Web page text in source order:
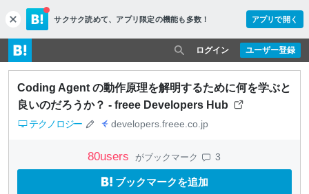
c
l
o
s
e
サクサク読めて、 アプリ限定の機能も多数！ アプリで開く
ユーザー登録
ログイン
Coding Agent の動作原理を解明するために何を学ぶと
良いのだろうか？ - freee Developers Hub
テクノロジー developers.freee.co.jp
80users がブックマーク 3
ブックマークを追加